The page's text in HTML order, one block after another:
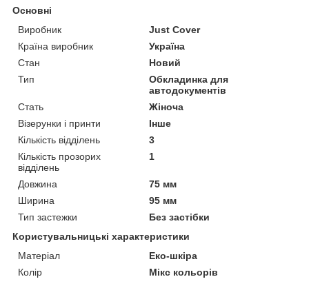
Основні
Виробник
Just Cover
Країна виробник
Україна
Стан
Новий
Тип
Обкладинка для
автодокументів
Стать
Жіноча
Візерунки і принти
Інше
Кількість відділень
3
Кількість прозорих
відділень
1
Довжина
75 мм
Ширина
95 мм
Тип застежки
Без застібки
Користувальницькі характеристики
Матеріал
Еко-шкіра
Колір
Мікс кольорів